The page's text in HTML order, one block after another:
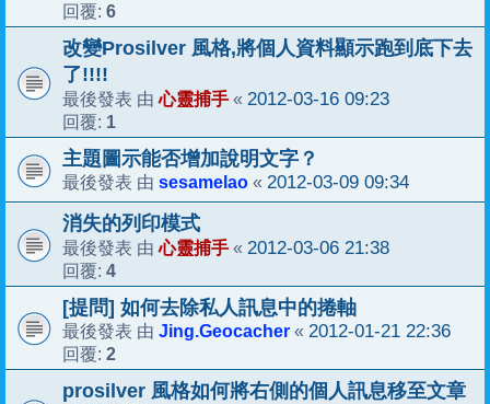
回覆: 6
改變Prosilver 風格,將個人資料顯示跑到底下去
了!!!!
最後發表 由心靈捕手 « 2012-03-16 09:23
回覆: 1
主題圖示能否增加說明文字？
最後發表 由 sesamelao « 2012-03-09 09:34
消失的列印模式
最後發表 由心靈捕手 « 2012-03-06 21:38
回覆: 4
[提問] 如何去除私人訊息中的捲軸
最後發表 由 Jing.Geocacher « 2012-01-21 22:36
回覆: 2
prosilver 風格如何將右側的個人訊息移至文章